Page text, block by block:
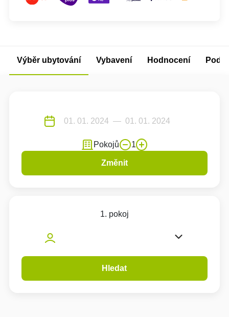
Výběr ubytování Vybavení Hodnocení
Pokojů 1
Změnit
1. pokoj
Hledat